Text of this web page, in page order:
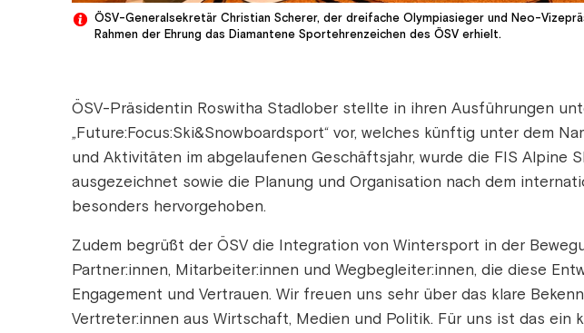
ÖSV-Generalsekretär Christian Scherer, der dreifache Olympiasieger und Neo-
Rahmen der Ehrung das Diamantene Sportehrenzeichen des ÖSV erhielt.
ÖSV-Präsidentin Roswitha Stadlober stellte in ihren Ausführungen
„Future:Focus:Ski&Snowboardsport“ vor, welches künftig unter dem
und Aktivitäten im abgelaufenen Geschäftsjahr, wurde die FIS Alpine
ausgezeichnet sowie die Planung und Organisation nach dem
besonders hervorgehoben.
Zudem begrüßt der ÖSV die Integration von Wintersport in der
Partner:innen, Mitarbeiter:innen und Wegbegleiter:innen, die diese
Engagement und Vertrauen. Wir freuen uns sehr über das klare
Vertreter:innen aus Wirtschaft, Medien und Politik. Für uns ist das